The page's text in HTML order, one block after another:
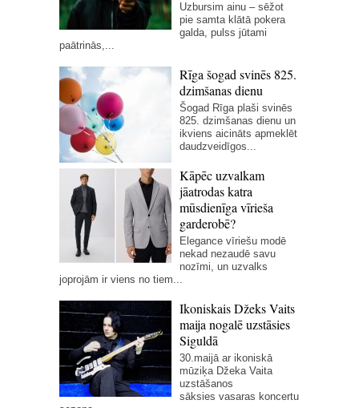
Uzbursim ainu – sēžot
pie samta klātā pokera
galda, pulss jūtami
paātrinās,...
Rīga šogad svinēs 825.
dzimšanas dienu
Šogad Rīga plaši svinēs
825. dzimšanas dienu un
ikviens aicināts apmeklēt
daudzveidīgos...
Kāpēc uzvalkam
jāatrodas katra
mūsdienīga vīrieša
garderobē?
Elegance vīriešu modē
nekad nezaudē savu
nozīmi, un uzvalks
joprojām ir viens no tiem...
Ikoniskais Džeks Vaits
maija nogalē uzstāsies
Siguldā
30.maijā ar ikoniskā
mūziķa Džeka Vaita
uzstāšanos
sāksies vasaras koncertu